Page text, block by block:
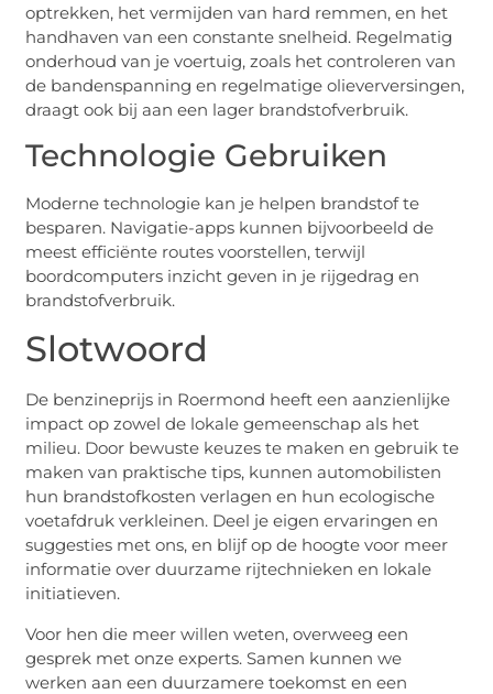
optrekken, het vermijden van hard remmen, en het
handhaven van een constante snelheid. Regelmatig
onderhoud van je voertuig, zoals het controleren van
de bandenspanning en regelmatige olieverversingen,
draagt ook bij aan een lager brandstofverbruik.
Technologie Gebruiken
Moderne technologie kan je helpen brandstof te
besparen. Navigatie-apps kunnen bijvoorbeeld de
meest efficiënte routes voorstellen, terwijl
boordcomputers inzicht geven in je rijgedrag en
brandstofverbruik.
Slotwoord
De benzineprijs in Roermond heeft een aanzienlijke
impact op zowel de lokale gemeenschap als het
milieu. Door bewuste keuzes te maken en gebruik te
maken van praktische tips, kunnen automobilisten
hun brandstofkosten verlagen en hun ecologische
voetafdruk verkleinen. Deel je eigen ervaringen en
suggesties met ons, en blijf op de hoogte voor meer
informatie over duurzame rijtechnieken en lokale
initiatieven.
Voor hen die meer willen weten, overweeg een
gesprek met onze experts. Samen kunnen we
werken aan een duurzamere toekomst en een